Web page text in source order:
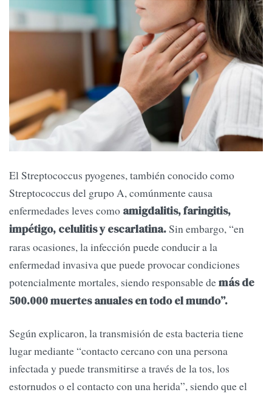
El Streptococcus pyogenes, también conocido como
Streptococcus del grupo A, comúnmente causa
enfermedades leves como amigdalitis, faringitis,
impétigo, celulitis y escarlatina.Sin embargo, “en
raras ocasiones, la infección puede conducir a la
enfermedad invasiva que puede provocar condiciones
potencialmente mortales, siendo responsable demás de
500.000 muertes anuales en todo el mundo”.
Según explicaron, la transmisión de esta bacteria tiene
lugar mediante “contacto cercano con una persona
infectada y puede transmitirse a través de la tos, los
estornudos o el contacto con una herida”, siendo que el